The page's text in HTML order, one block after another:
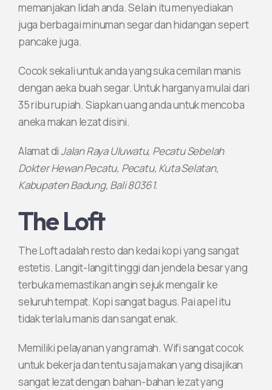
memanjakan lidah anda. Selain itu menyediakan
juga berbagai minuman segar dan hidangan sepert
pancake juga.
Cocok sekali untuk anda yang suka cemilan manis
dengan aeka buah segar. Untuk harganya mulai dari
35 ribu rupiah. Siapkan uang anda untuk mencoba
aneka makan lezat disini.
Alamat diJalan Raya Uluwatu, Pecatu Sebelah
Dokter Hewan Pecatu, Pecatu, Kuta Selatan,
Kabupaten Badung, Bali 80361.
The Loft
The Loft adalah resto dan kedai kopi yang sangat
estetis. Langit-langit tinggi dan jendela besar yang
terbuka memastikan angin sejuk mengalir ke
seluruh tempat. Kopi sangat bagus. Pai apel itu
tidak terlalu manis dan sangat enak.
Memiliki pelayanan yang ramah. Wifi sangat cocok
untuk bekerja dan tentu saja makan yang disajikan
sangat lezat dengan bahan-bahan lezat yang